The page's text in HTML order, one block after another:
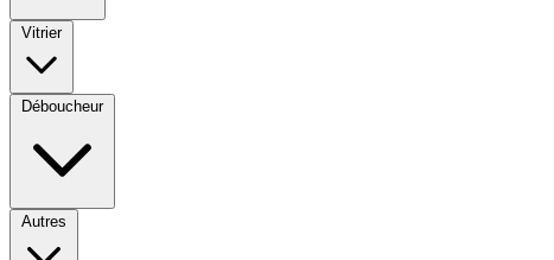
Vitrier
Déboucheur
Autres